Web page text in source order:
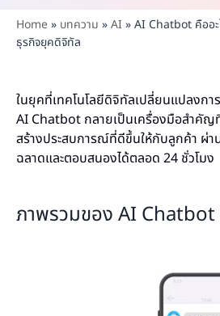
Home» บทความ »AI »AI Chatbot คืออะ
ธุรกิจยุคดิจิทัล
ในยุคที่เทคโนโลยีดิจิทัลเปลี่ยนแปลงกา
AI Chatbot กลายเป็นเครื่องมือสำคัญ
สร้างประสบการณ์ที่ดีขึ้นให้กับลูกค้า ผ่
ฉลาดและตอบสนองได้ตลอด 24 ชั่วโมง
ภาพรวมของ AI Chatbot